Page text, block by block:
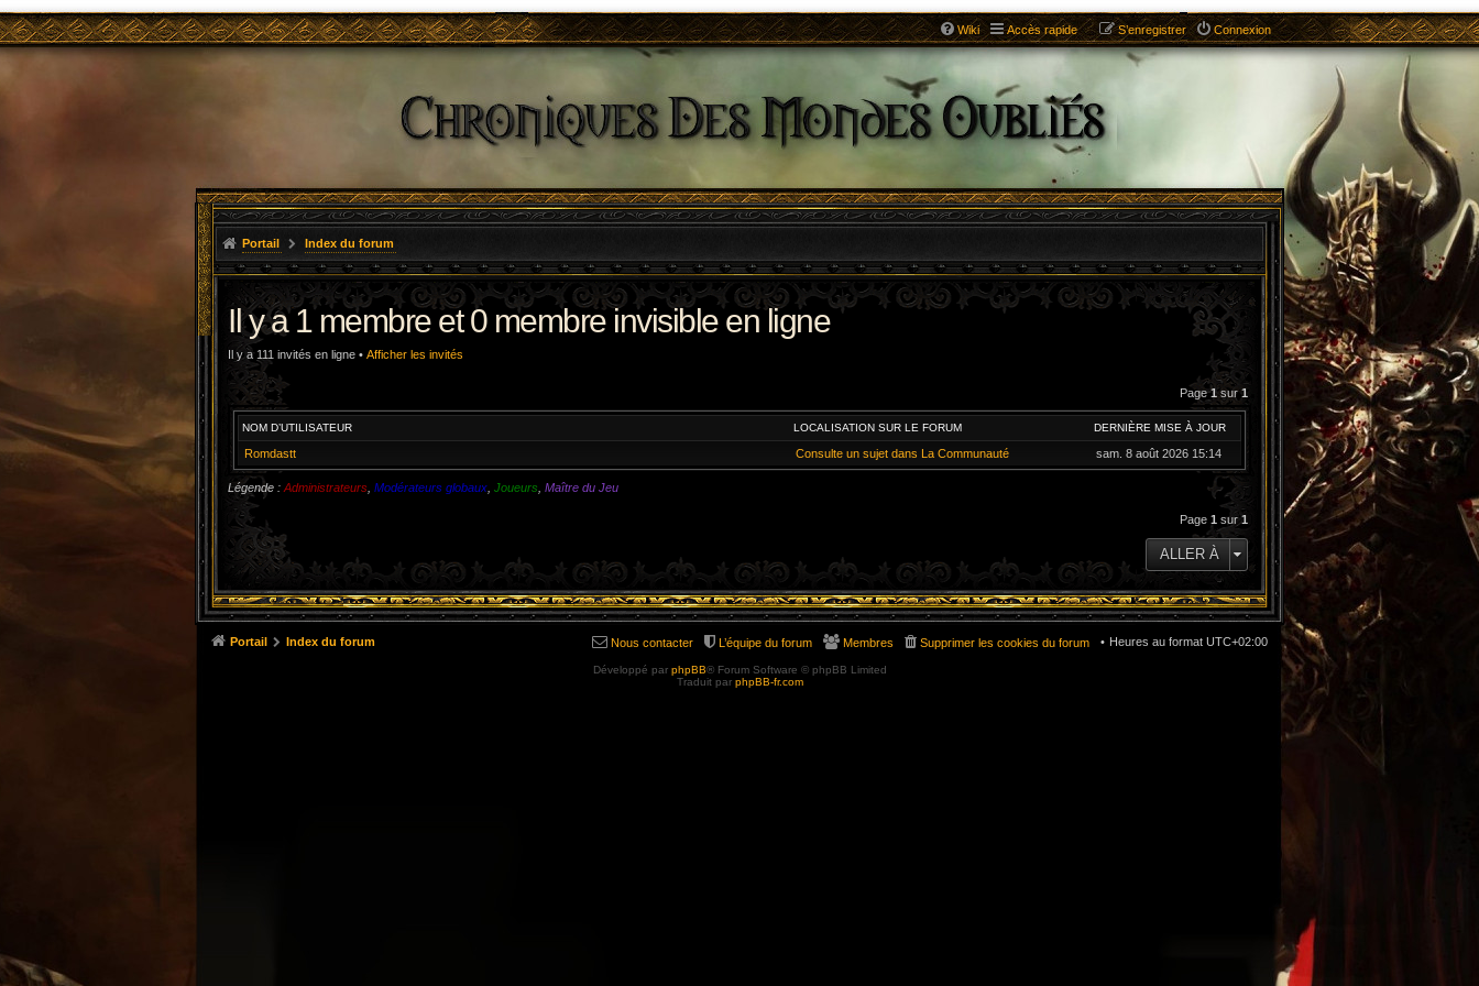
Wiki Accès rapide Connexion
S’enregistrer
Portail Index du forum
Il y a 1 membre et 0 membre invisible en ligne
Il y a 111 invités en ligne • Afficher les invités
Page1sur 1
NOM D’UTILISATEUR LOCALISATION SUR LE FORUM DERNIÈRE MISE À JOUR
Romdastt Consulte un sujet dans La Communauté sam. 8 août 2026 15:14
Légende : Administrateurs Modérateurs globaux Joueurs Maître du Jeu
Page 1 sur 1
ALLER À
Portail Index du forum Heures au format UTC+02:00
Supprimer les cookies du forum
Membres
L’équipe du forum
Nous contacter
Développé par phpBB® Forum Software © phpBB Limited
Traduit par phpBB-fr.com